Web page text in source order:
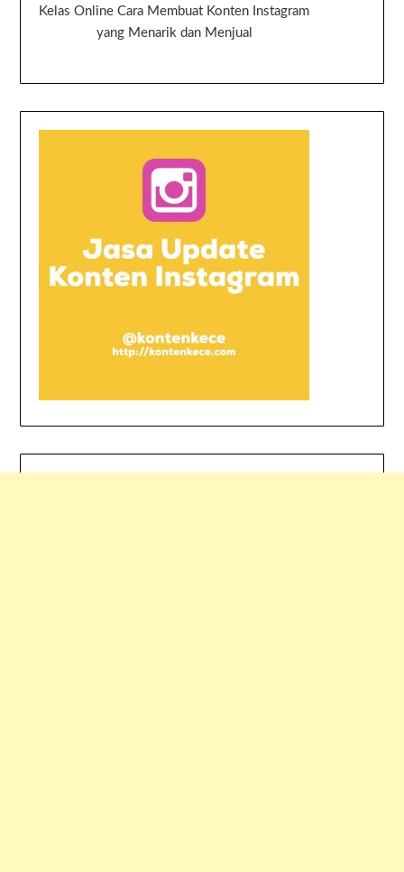
Kelas Online Cara Membuat Konten Instagram
yang Menarik dan Menjual